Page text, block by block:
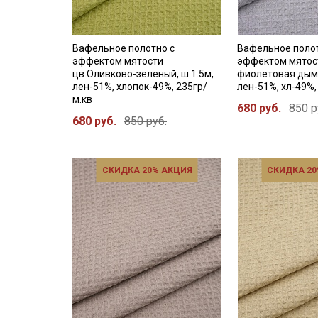
Вафельное полотно с
эффектом мятости
цв.Оливково-зеленый, ш.1.5м,
лен-51%, хлопок-49%, 235гр/
м.кв
680 руб. 850 руб.
Вафельное
эффектом
фиолетовая
лен-51%, хл-
680 руб. 850
СКИДКА 20% АКЦИЯ СКИДКА